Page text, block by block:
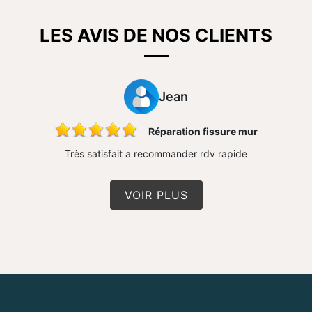
LES AVIS DE NOS CLIENTS
Jean
Réparation fissure mur
Très satisfait a recommander rdv rapide
VOIR PLUS